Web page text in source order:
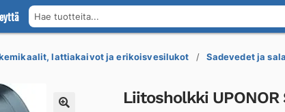
Hae tuotteita...
lattiakaivot ja erikoisvesilukot Sadevedet ja
Liitosholkki UPONOR